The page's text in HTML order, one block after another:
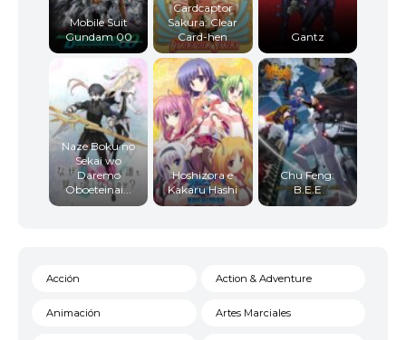
Mobile Suit
Gundam 00
Cardcaptor
Sakura: Clear
Card-hen
Gantz
Naze Boku no
Sekai wo
Daremo
Oboeteinai...
Hoshizora e
Kakaru Hashi
Chu Feng:
B.E.E
Acción Action & Adventure
Animación Artes Marciales